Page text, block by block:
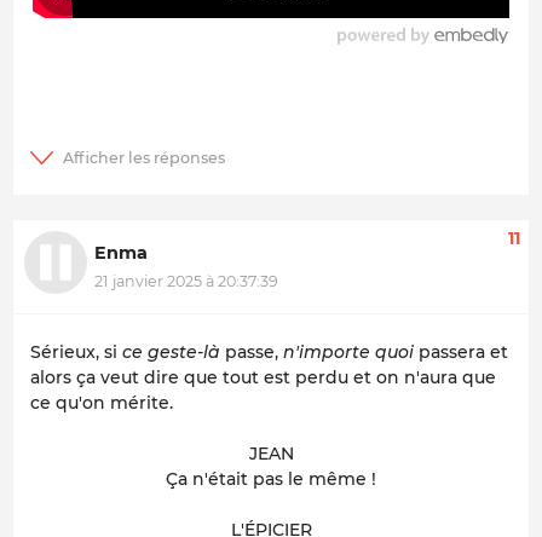
Enma
21 janvier 2025 à 20:37:39
11
Sérieux, si ce geste-là passe, n'importe quoi passera et
alors ça veut dire que tout est perdu et on n'aura que
ce qu'on mérite.
JEAN
Ça n'était pas le même !
L'ÉPICIER